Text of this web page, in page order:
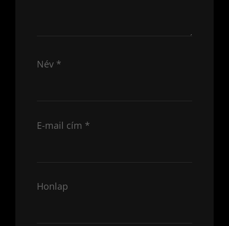
Név *
E-mail cím *
Honlap